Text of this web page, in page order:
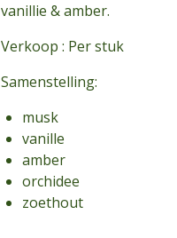
vanillie & amber.
Verkoop : Per stuk
Samenstelling:
musk
vanille
amber
orchidee
zoethout